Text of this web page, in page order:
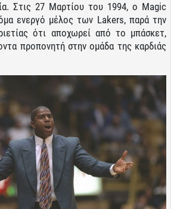
Στις 27 Μαρτίου του 1994, ο Magic
ενεργό μέλος των Lakers, παρά την
ότι αποχωρεί από το μπάσκετ,
προπονητή στην ομάδα της καρδιάς